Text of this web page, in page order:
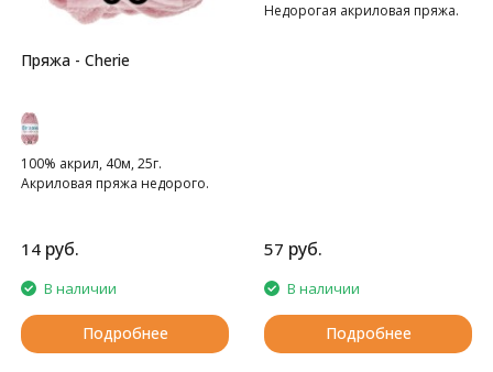
Пряжа - Cherie
100% акрил, 40м, 25г.
Акриловая пряжа недорого.
14 руб.
В наличии
Подробнее
Недорогая акриловая пряжа.
57 руб.
В наличии
Подробнее